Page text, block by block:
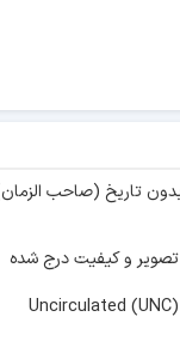
تصویر و کیفیت درج شده
Uncirculated (UNC)